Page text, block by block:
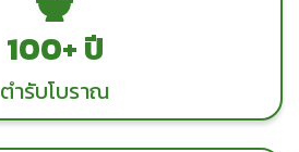
100+ ปี
ตำรับโบราณ